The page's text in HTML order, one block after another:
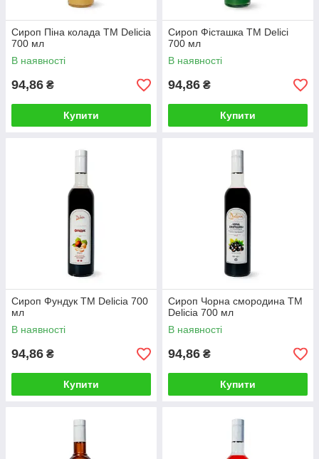
Сироп Піна колада TM Delicia
700 мл
В наявності
94,86 ₴
Купити
Сироп Фісташка TM Delici
700 мл
В наявності
94,86 ₴
Купити
Сироп Фундук TM Delicia 700
мл
В наявності
94,86 ₴
Купити
Сироп Чорна смородина TM
Delicia 700 мл
В наявності
94,86 ₴
Купити